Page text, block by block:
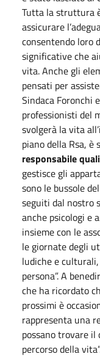
Tutta la struttura
assicurare
consentendo loro
significative che
vita. Anche gli
pensati per
Sindaca Foronchi
professionisti del
svolgerà la vita
piano della Rsa, è
responsabile
gestisce gli
sono le bussole
seguiti dal nostro
anche psicologi e
insieme con le
le giornate degli
ludiche e
persona”. A
che ha ricordato
prossimi è
rappresenta una
possano trovare
percorso della